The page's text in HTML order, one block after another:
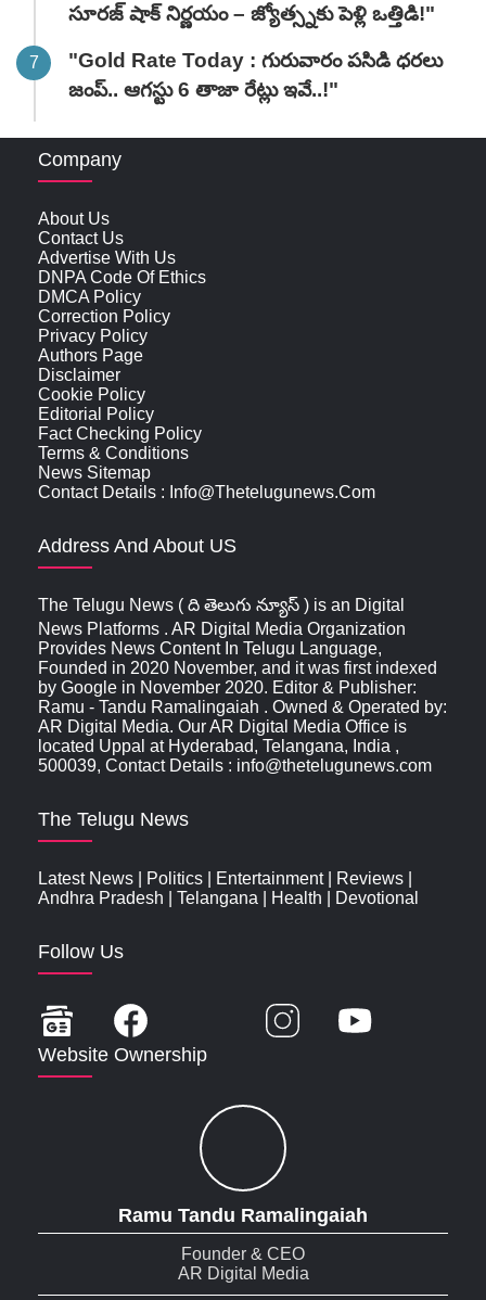
సూరజ్ షాక్ నిర్ణయం – జ్యోత్స్నకు పెళ్లి ఒత్తిడి!"
"Gold Rate Today : గురువారం పసిడి ధరలు
జంప్.. ఆగస్టు 6 తాజా రేట్లు ఇవే..!"
Company
About Us
Contact Us
Advertise With Us
DNPA Code Of Ethics
DMCA Policy
Correction Policy
Privacy Policy
Authors Page
Disclaimer
Cookie Policy
Editorial Policy
Fact Checking Policy
Terms & Conditions
News Sitemap
Contact Details : Info@thetelugunews.com
Address And About US
The Telugu News ( ది తెలుగు న్యూస్‌ ) is an Digital
News Platforms . AR Digital Media Organization
Provides News Content In Telugu Language,
Founded in 2020 November, and it was first indexed
by Google in November 2020. Editor & Publisher:
Ramu - Tandu Ramalingaiah . Owned & Operated by:
AR Digital Media. Our AR Digital Media Office is
located Uppal at Hyderabad, Telangana, India ,
500039, Contact Details : info@thetelugunews.com
The Telugu News
Latest News Politics Entertainment| Reviews
Andhra Pradesh
Telangana Health Devotional
Follow Us
Website Ownership
Ramu Tandu Ramalingaiah
Founder & CEO
AR Digital Media